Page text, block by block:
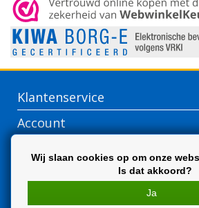
Klantenservice
Account
Wij slaan cookies op om onze
Is dat akkoord?
Ja